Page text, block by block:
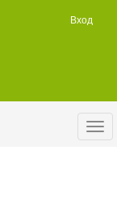
Вход